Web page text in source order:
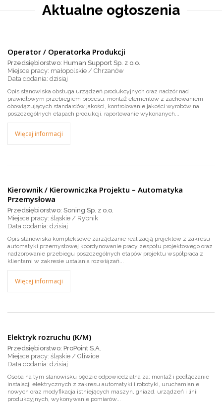
Aktualne ogłoszenia
Operator / Operatorka Produkcji
Przedsiębiorstwo: Human Support Sp. z o.o.
Miejsce pracy: małopolskie / Chrzanów
dzisiaj
Opis stanowiska obsługa urządzeń produkcyjnych oraz nadzór nad
prawidłowym przebiegiem procesu, montaż elementów z zachowaniem
obowiązujących standardów jakości, kontrolowanie jakości wyrobów na
poszczególnych etapach produkcji, raportowanie wykonanych...
Więcej informacji
Kierownik / Kierowniczka Projektu – Automatyka
Przemysłowa
Przedsiębiorstwo: Soning Sp. z o.o.
Miejsce pracy: śląskie / Rybnik
dzisiaj
Opis stanowiska kompleksowe zarządzanie realizacją projektów z zakresu
automatyki przemysłowej koordynowanie pracy zespołu projektowego oraz
nadzorowanie przebiegu poszczególnych etapów projektu współpraca z
klientami w zakresie ustalania rozwiązań...
Więcej informacji
Elektryk rozruchu (K/M)
Przedsiębiorstwo: ProPoint S.A.
Miejsce pracy: śląskie / Gliwice
dzisiaj
Osoba na tym stanowisku będzie odpowiedzialna za: montaż i podłączanie
instalacji elektrycznych z zakresu automatyki i robotyki, uruchamianie
nowych oraz modyfikacja istniejących maszyn, gniazd, urządzeń i linii
produkcyjnych, wykonywanie pomiarów...